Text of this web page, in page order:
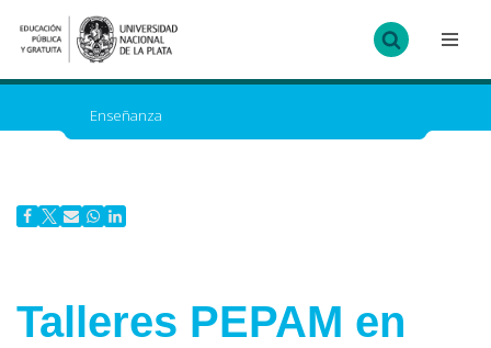
Ir
al
Enseñanza
Talleres PEPAM en